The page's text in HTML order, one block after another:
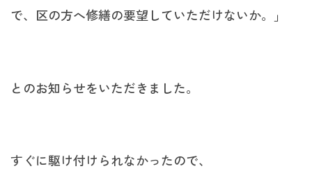
で、区の方へ修繕の要望していただけないか。」
とのお知らせをいただきました。
すぐに駆け付けられなかったので、